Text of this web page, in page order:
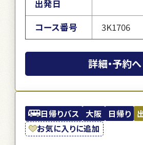
出発日
コース番号
3K1706
詳細・予約へ
日帰りバス 大阪 日帰り
お気に入りに追加